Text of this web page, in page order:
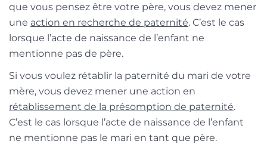
que vous pensez être votre père, vous devez mener
une action en recherche de paternité. C’est le cas
lorsque l’acte de naissance de l’enfant ne
mentionne pas de père.
Si vous voulez rétablir la paternité du mari de votre
mère, vous devez mener une action en
rétablissement de la présomption de paternité.
C’est le cas lorsque l’acte de naissance de l’enfant
ne mentionne pas le mari en tant que père.